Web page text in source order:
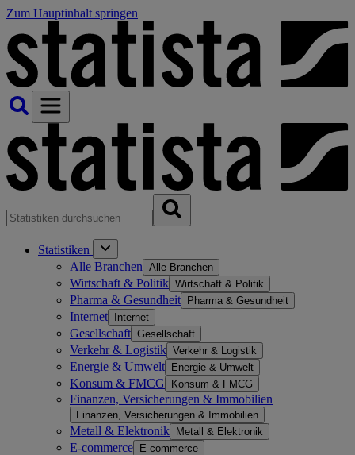
Zum Hauptinhalt springen
Statistiken
Alle Branchen Alle Branchen
Wirtschaft & Politik Wirtschaft & Politik
Pharma & Gesundheit Pharma & Gesundheit
Internet Internet
Gesellschaft Gesellschaft
Verkehr & Logistik Verkehr & Logistik
Energie & Umwelt Energie & Umwelt
Konsum & FMCG Konsum & FMCG
Finanzen, Versicherungen & Immobilien
Finanzen, Versicherungen & Immobilien
Metall & Elektronik Metall & Elektronik
E-commerce E-commerce